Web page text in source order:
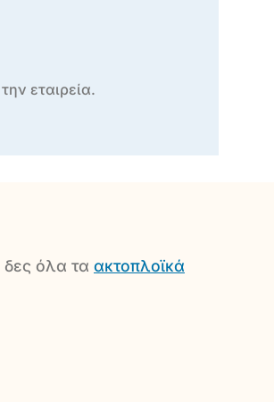
εταιρεία.
δες όλα τα ακτοπλοϊκά